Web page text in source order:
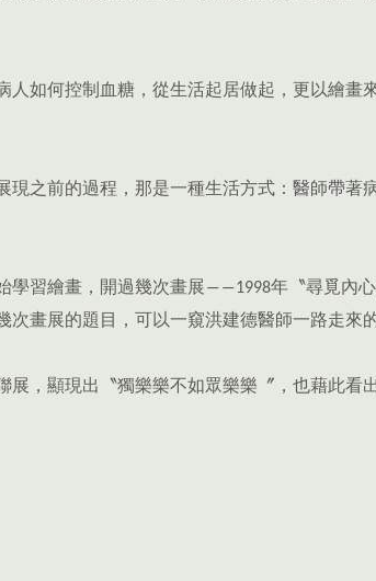
如何控制血糖，從生活起居做起，更以繪畫
之前的過程，那是一種生活方式：醫師帶著
習繪畫，開過幾次畫展――1998年〝尋覓內
畫展的題目，可以一窺洪建德醫師一路走來
，顯現出〝獨樂樂不如眾樂樂〞，也藉此看